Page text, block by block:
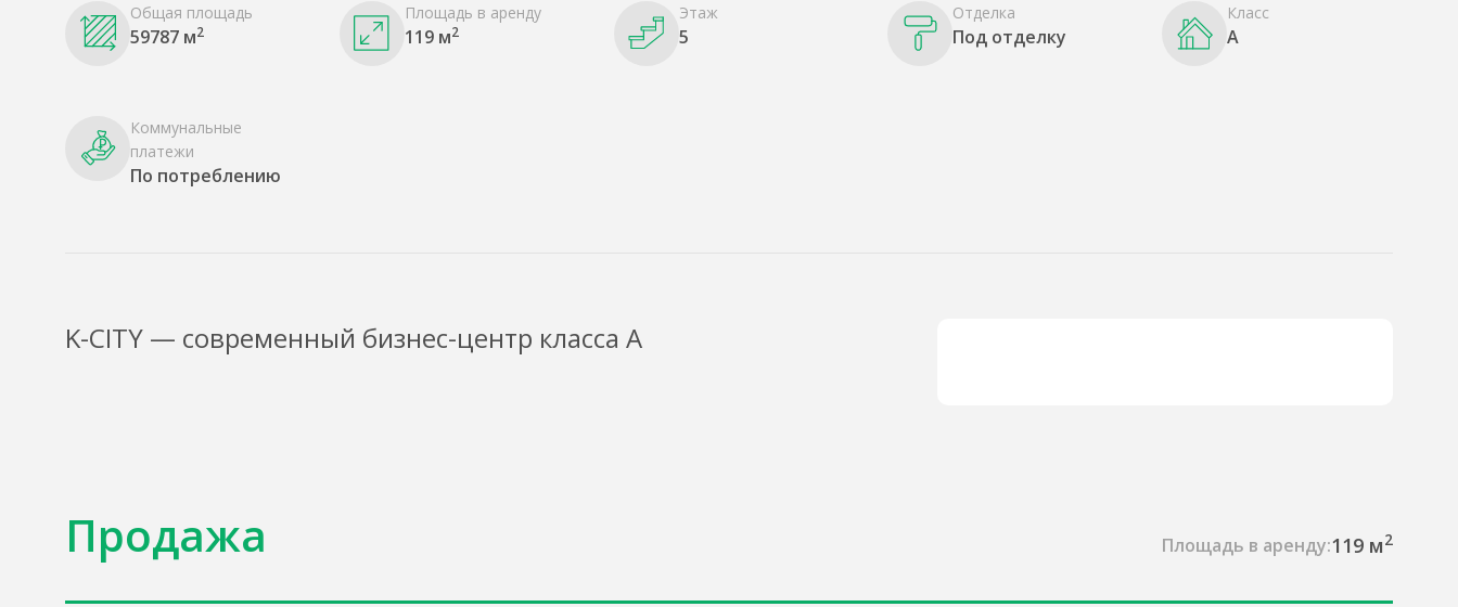
Общая площадь
59787 м2
Площадь в аренду
119 м2
Этаж
5
Отделка
Под отделку
Класс
A
Коммунальные
платежи
По потреблению
K-CITY — современный бизнес-центр класса А
Продажа Площадь в аренду:119 м2